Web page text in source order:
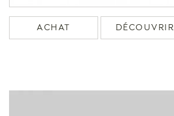
ACHAT DÉCOUVRIR